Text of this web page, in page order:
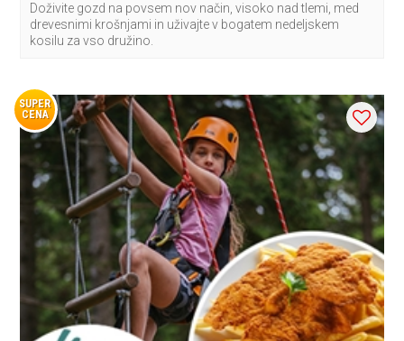
Doživite gozd na povsem nov način, visoko nad tlemi, med
drevesnimi krošnjami in uživajte v bogatem nedeljskem
kosilu za vso družino.
SUPER
CENA